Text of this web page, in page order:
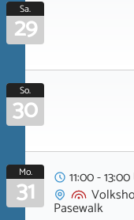
Sa.
29
So.
30
Mo.
31
11:00 -
Pasewalk